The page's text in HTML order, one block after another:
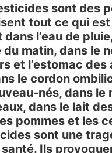
sont des
tout ce qui
dans l’eau de
du matin, dans le
et l’estomac des
le cordon
nés, dans le
dans le lait
pommes et les
sont une
santé. Ils